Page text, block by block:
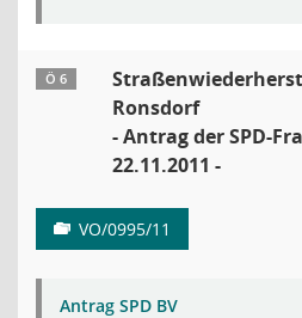
Ö 6
Ronsdorf
- Antrag der SPD-
22.11.2011 -
VO/0995/11
Antrag SPD BV